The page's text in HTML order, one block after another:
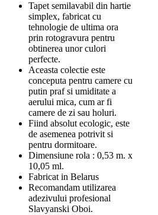
Tapet semilavabil din hartie
simplex, fabricat cu
tehnologie de ultima ora
prin rotogravura pentru
obtinerea unor culori
perfecte.
Aceasta colectie este
conceputa pentru camere cu
putin praf si umiditate a
aerului mica, cum ar fi
camere de zi sau holuri.
Fiind absolut ecologic, este
de asemenea potrivit si
pentru dormitoare.
Dimensiune rola : 0,53 m. x
10,05 ml.
Fabricat in Belarus
Recomandam utilizarea
adezivului profesional
Slavyanski Oboi.